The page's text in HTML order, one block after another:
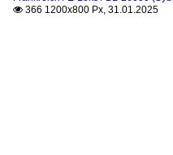
 366 1200x800 Px, 31.01.2025